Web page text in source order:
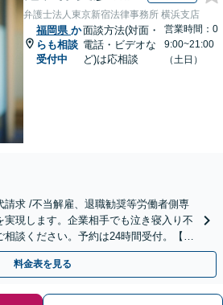
弁護士法人東京新宿法律事務所 横浜支店
福岡県 か
らも相談
受付中
面談方法(対面・
電話・ビデオな
ど)は応相談
営業時間：0
9:00~21:00
（土日）
請求 /不当解雇、退職勧奨等労働者側専
現します。企業相手でも泣き寝入り不
談ください。予約は24時間受付。【初
応可】
料金表を見る